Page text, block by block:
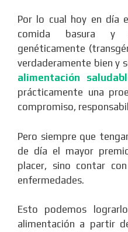
Por lo cual hoy en día
comida basura y
genéticamente
verdaderamente bien y
alimentación
prácticamente una
compromiso,
Pero siempre que
de día el mayor
placer, sino contar
enfermedades.
Esto podemos
alimentación a partir